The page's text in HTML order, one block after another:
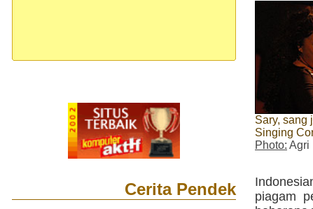
Cerita Pendek
Sary, sang
Singing
Photo: Agri
piagam